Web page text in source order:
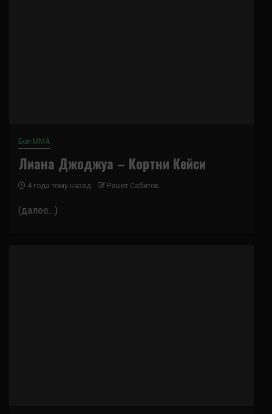
Бои ММА
Лиана Джоджуа – Кортни Кейси
4 года тому назад Решит Сабитов
(далее…)